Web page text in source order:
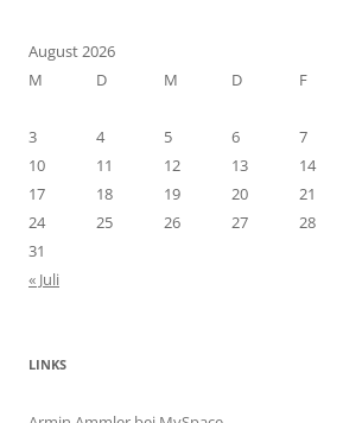
August 2026
M
D M D F
3
4 5 6 7
10
11 12 13 14
17
18 19 20 21
24
25 26 27 28
31
« Juli
LINKS